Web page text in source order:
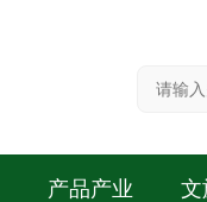
产品产业 文